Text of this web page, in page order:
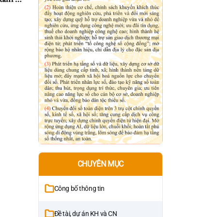
CHUYÊN MỤC
Công bố thông tin
Đề tài, dự án KH và CN